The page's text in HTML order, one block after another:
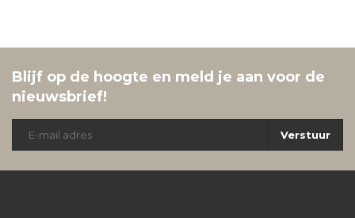
Blijf op de hoogte en meld je aan voor de
nieuwsbrief!
Verstuur